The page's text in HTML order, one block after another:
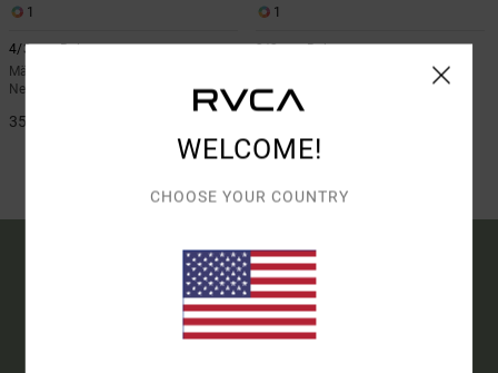
1
4/3mm Balance
Männer Schwarz Chest-Zip-
Neoprenanzug
350,00 €
1
3/2mm Balance
Neoprenanzug
210,00 €
DOPPELTER RABATT EXTRA 25 %
15% RABATT AUF DEINE
WELCOME!
CHOOSE YOUR COUNTRY